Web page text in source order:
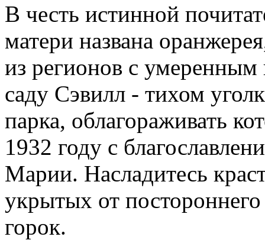
В честь истинной
матери названа
из регионов с умеренным
саду Сэвилл - тихом
парка, облагораживать
1932 году с
Марии. Насладитесь
укрытых от
горок.